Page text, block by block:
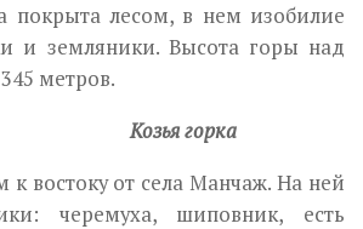
покрыта лесом, в нем изобилие
и земляники. Высота горы над
метров.
горка
к востоку от села Манчаж. На ней
черемуха, шиповник, есть